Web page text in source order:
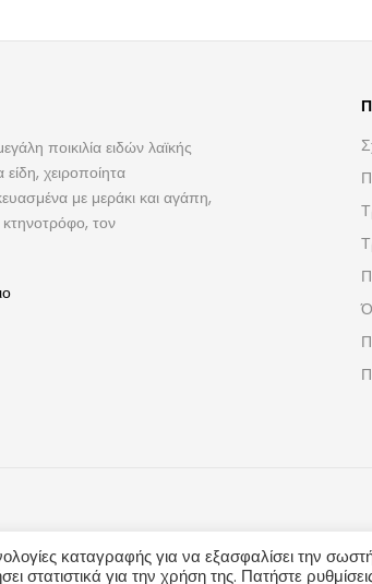
ποικιλία ειδών λαϊκής
χειροποίητα
με μεράκι και αγάπη,
τον
καταγραφής για να εξασφαλίσει την
στατιστικά για την χρήση της. Πατήστε